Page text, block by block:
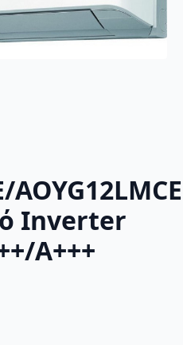
AOYG12LMCE
Inverter
A+++